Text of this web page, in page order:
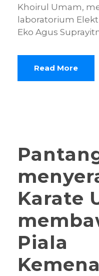
Khoirul Umam,
laboratorium
Eko Agus
Read More
Karate
Piala